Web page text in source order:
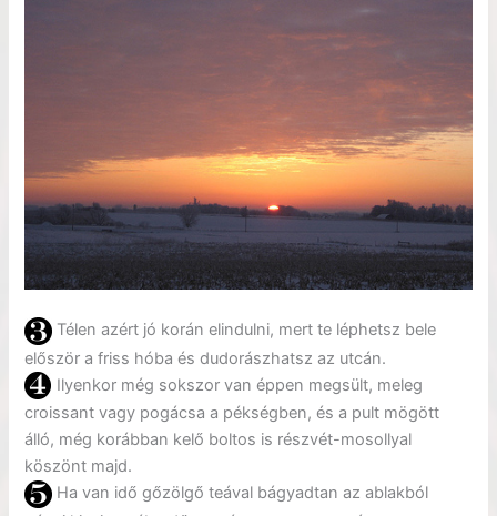
Télen azért jó korán elindulni, mert te léphetsz bele
először a friss hóba és dudorászhatsz az utcán.
Ilyenkor még sokszor van éppen megsült, meleg
croissant vagy pogácsa a pékségben, és a pult mögött
álló, még korábban kelő boltos is részvét-mosollyal
köszönt majd.
Ha van idő gőzölgő teával bágyadtan az ablakból